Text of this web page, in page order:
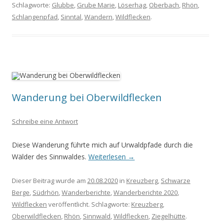
Schlagworte: Glubbe, Grube Marie, Löserhag, Oberbach, Rhön,
Schlangenpfad, Sinntal,Wandern,Wildflecken.
Wanderung bei Oberwildflecken
Schreibe eine Antwort
Diese Wanderung führte mich auf Urwaldpfade durch die
Wälder des Sinnwaldes. Weiterlesen →
Dieser Beitrag wurde am 20.08.2020 in Kreuzberg, Schwarze
Berge, Südrhön,Wanderberichte,Wanderberichte 2020,
Wildflecken veröffentlicht. Schlagworte: Kreuzberg,
Oberwildflecken, Rhön, Sinnwald,Wildflecken, Ziegelhütte.